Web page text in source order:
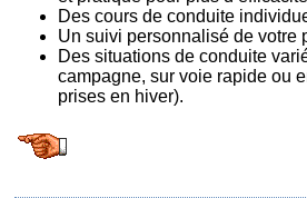
Des cours de conduite
Un suivi personnalisé de votre
Des situations de conduite
campagne, sur voie rapide ou
prises en hiver).